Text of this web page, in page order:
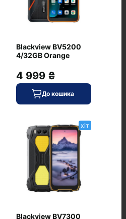
питання
даний товар, станьте
своє питання.
256GB Green (SM-
Blackview BV5200
4/32GB Orange
4 999 ₴
До кошика
хіт
Blackview BV7300